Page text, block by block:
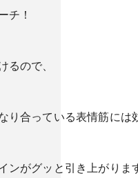
チ！
るので、
り合っている表情筋には
ンがグッと引き上がりま